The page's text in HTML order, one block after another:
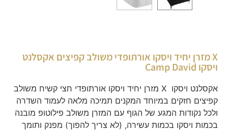
X מזרן יחיד ויסקו אורתופדי משולב קפיצים אקסלנט
ויסקו Camp David
אקסלנט ויסקו X מזרן יחיד ויסקו אורתופדי חצי קשיח משולב
קפיצים חזקים במיוחד המקנים תמיכה מלאה לעמוד השדרה
ולכל נקודות המגע של הגוף עם המזרן משולב פילוטופ מובנה
בכמות ויסקו בכמות עשירה, (לא צריך להפוך) מפנק ותומך